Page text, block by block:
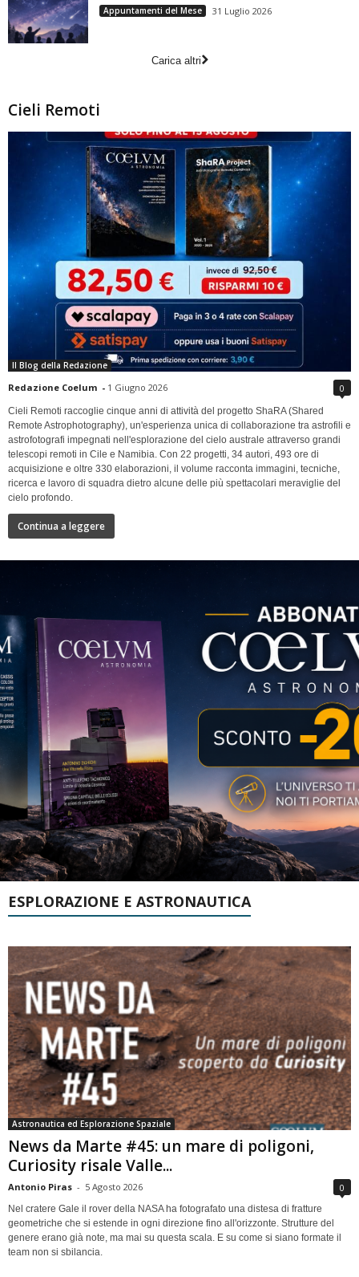
Appuntamenti del Mese 31 Luglio 2026
Carica altri
Cieli Remoti
Il Blog della Redazione
Redazione Coelum - 1 Giugno 2026 0
Cieli Remoti raccoglie cinque anni di attività del progetto ShaRA (Shared
Remote Astrophotography), un'esperienza unica di collaborazione tra astrofili e
astrofotografi impegnati nell'esplorazione del cielo australe attraverso grandi
telescopi remoti in Cile e Namibia. Con 22 progetti, 34 autori, 493 ore di
acquisizione e oltre 330 elaborazioni, il volume racconta immagini, tecniche,
ricerca e lavoro di squadra dietro alcune delle più spettacolari meraviglie del
cielo profondo.
Continua a leggere
ESPLORAZIONE E ASTRONAUTICA
Astronautica ed Esplorazione Spaziale
News da Marte #45: un mare di poligoni,
Curiosity risale Valle...
Antonio Piras - 5 Agosto 2026 0
Nel cratere Gale il rover della NASA ha fotografato una distesa di fratture
geometriche che si estende in ogni direzione fino all'orizzonte. Strutture del
genere erano già note, ma mai su questa scala. E su come si siano formate il
team non si sbilancia.